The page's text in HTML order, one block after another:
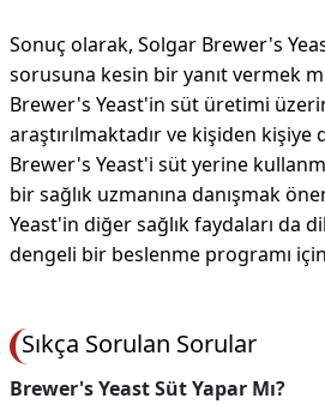
Sonuç olarak, Solgar Brewer's
sorusuna kesin bir yanıt vermek
Brewer's Yeast'in süt üretimi
araştırılmaktadır ve kişiden kişiye
Brewer's Yeast'i süt yerine
bir sağlık uzmanına danışmak
Yeast'in diğer sağlık faydaları da
dengeli bir beslenme programı
Sıkça Sorulan Sorular
Brewer's Yeast Süt Yapar Mı?